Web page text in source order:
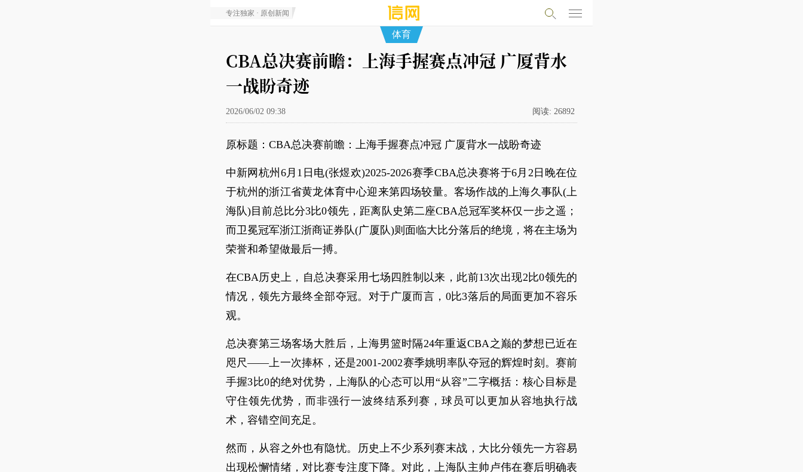
专注独家 · 原创新闻
体育
CBA总决赛前瞻：上海手握赛点冲冠 广厦背水
一战盼奇迹
2026/06/02 09:38 阅读: 26892
原标题：CBA总决赛前瞻：上海手握赛点冲冠 广厦背水一战盼奇迹
中新网杭州6月1日电(张煜欢)2025-2026赛季CBA总决赛将于6月2日晚在位
于杭州的浙江省黄龙体育中心迎来第四场较量。客场作战的上海久事队(上
海队)目前总比分3比0领先，距离队史第二座CBA总冠军奖杯仅一步之遥；
而卫冕冠军浙江浙商证券队(广厦队)则面临大比分落后的绝境，将在主场为
荣誉和希望做最后一搏。
在CBA历史上，自总决赛采用七场四胜制以来，此前13次出现2比0领先的
情况，领先方最终全部夺冠。对于广厦而言，0比3落后的局面更加不容乐
观。
总决赛第三场客场大胜后，上海男篮时隔24年重返CBA之巅的梦想已近在
咫尺——上一次捧杯，还是2001-2002赛季姚明率队夺冠的辉煌时刻。赛前
手握3比0的绝对优势，上海队的心态可以用“从容”二字概括：核心目标是
守住领先优势，而非强行一波终结系列赛，球员可以更加从容地执行战
术，容错空间充足。
然而，从容之外也有隐忧。历史上不少系列赛末战，大比分领先一方容易
出现松懈情绪，对比赛专注度下降。对此，上海队主帅卢伟在赛后明确表